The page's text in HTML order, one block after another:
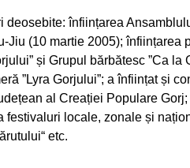
înființarea
Jiu (10 martie 2005); înființarea
și Grupul bărbătesc ”Ca la
”Lyra Gorjului”; a înființat și
al Creației Populare Gorj;
festivaluri locale, zonale și
etc.